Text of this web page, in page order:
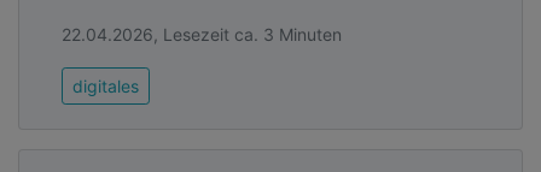
22.04.2026, Lesezeit ca. 3 Minuten
digitales